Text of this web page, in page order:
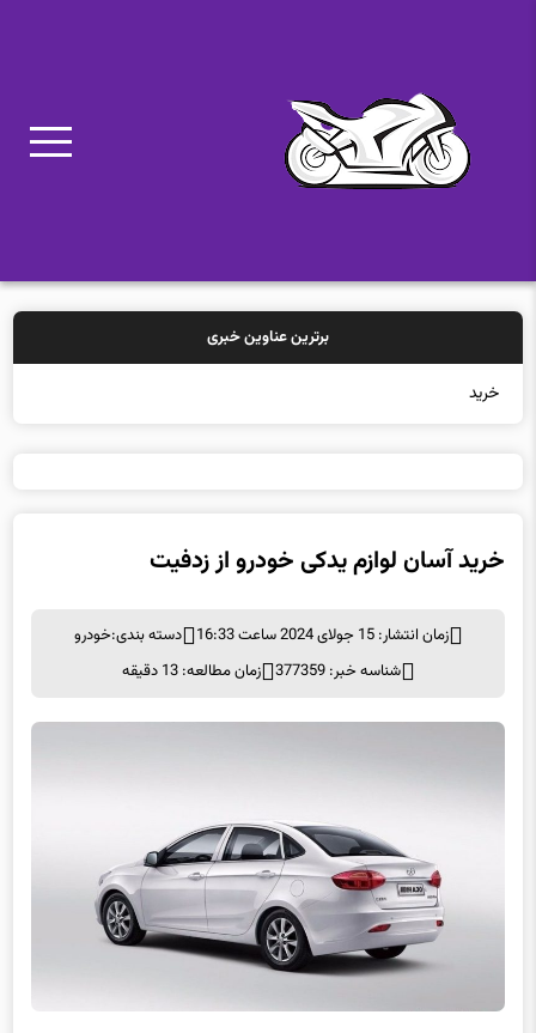
برترین عناوین خبری
خرید بیمه: سنتی ی
خرید آسان لوازم یدکی خودرو از زدفیت
زمان انتشار: 15 جولای 2024 ساعت 16:33 دسته بندی:خودرو
شناسه خبر: 377359
زمان مطالعه: 13 دقیقه